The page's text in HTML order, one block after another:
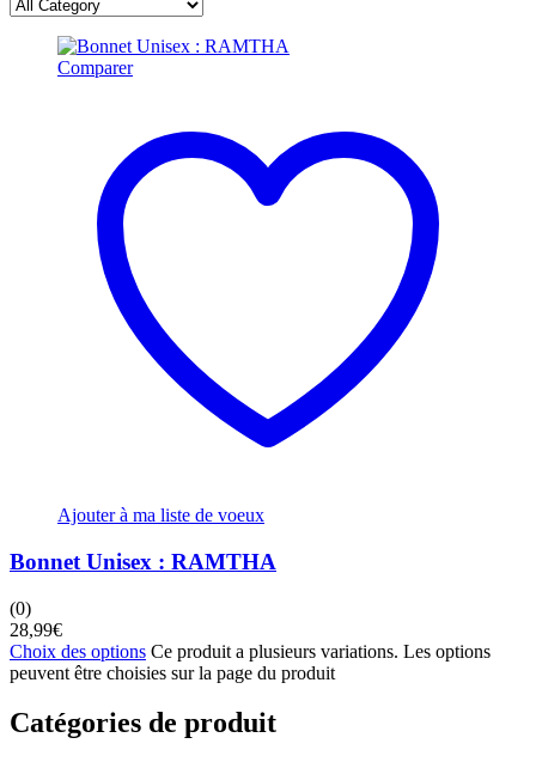
Comparer
Ajouter à ma liste de voeux
Bonnet Unisex : RAMTHA
(0)
28,99€
Choix des options Ce produit a plusieurs variations. Les options
peuvent être choisies sur la page du produit
Catégories de produit